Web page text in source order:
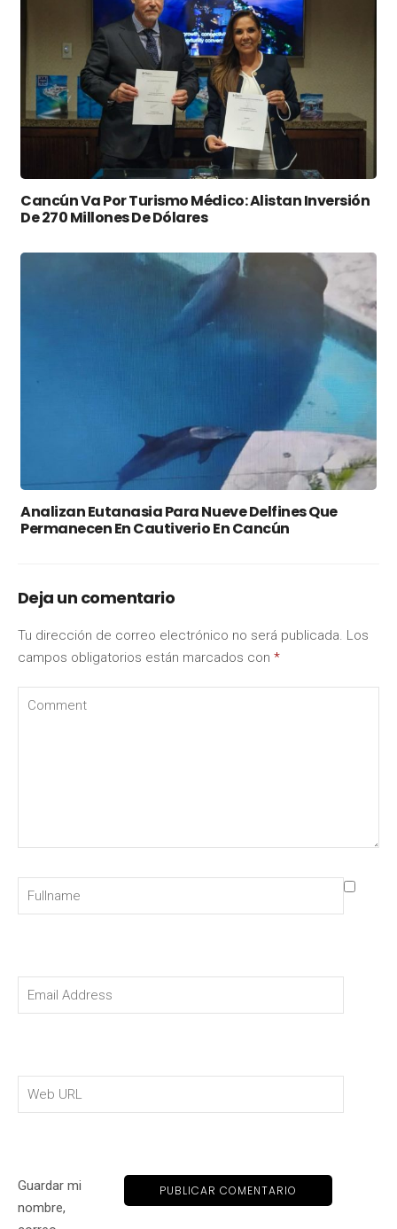
Cancún Va Por Turismo Médico: Alistan Inversión
De 270 Millones De Dólares
Analizan Eutanasia Para Nueve Delfines Que
Permanecen En Cautiverio En Cancún
Deja un comentario
Tu dirección de correo electrónico no será publicada. Los
campos obligatorios están marcados con *
Guardar mi
nombre,